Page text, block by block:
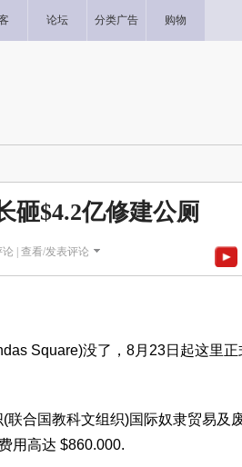
论坛 分类广告 购物
砸$4.2亿修建公厕
| 查看/发表评论
Square)没了，8月23日起这里正
合国教科文组织)国际奴隶贸易及
用高达 $860.000.